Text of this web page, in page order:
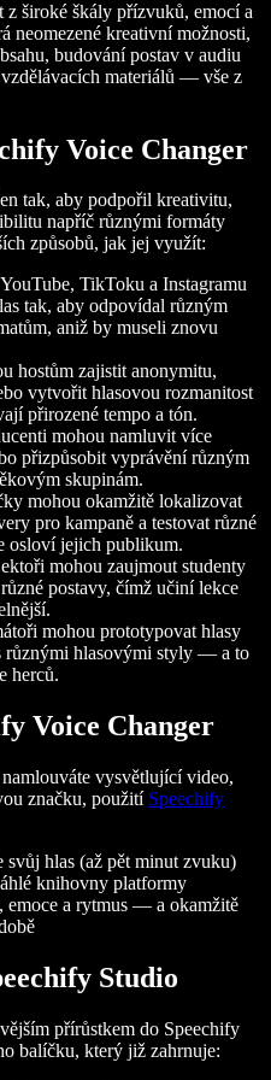
široké škály přízvuků, emocí a
neomezené kreativní možnosti,
budování postav v audiu
materiálů — vše z
Voice Changer
tak, aby podpořil kreativitu,
napříč různými formáty
způsobů, jak jej využít:
TikToku a Instagramu
tak, aby odpovídal různým
aniž by museli znovu
hostům zajistit anonymitu,
vytvořit hlasovou rozmanitost
přirozené tempo a tón.
mohou namluvit více
přizpůsobit vyprávění různým
skupinám.
mohou okamžitě lokalizovat
pro kampaně a testovat různé
osloví jejich publikum.
mohou zaujmout studenty
postavy, čímž učiní lekce
mohou prototypovat hlasy
různými hlasovými styly — a to
herců.
Voice Changer
vysvětlující video,
značku, použití Speechify
svůj hlas (až pět minut zvuku)
knihovny platformy
emoce a rytmus — a okamžitě
Studio
přírůstkem do Speechify
balíčku, který již zahrnuje: